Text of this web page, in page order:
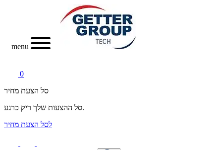
menu
0
סל הצעת מחיר
סל ההצעות שלך ריק כרגע.
לסל הצעת מחיר